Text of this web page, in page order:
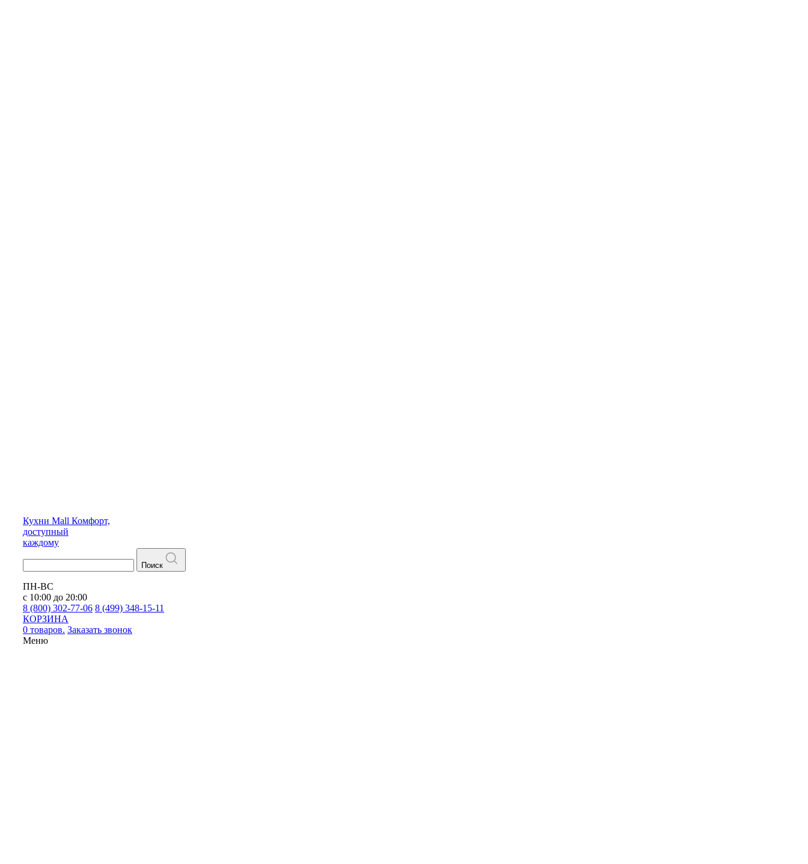
Кухни Mall Комфорт,
доступный
каждому
Поиск
ПН-ВС
с 10:00 до 20:00
8 (800) 302-77-06 8 (499) 348-15-11
КОРЗИНА
0 товаров. Заказать звонок
Меню